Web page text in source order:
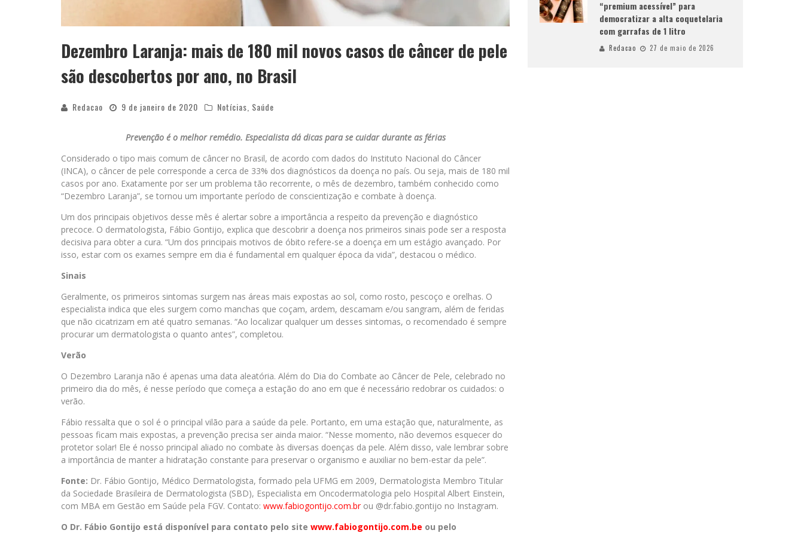
Dezembro Laranja: mais de 180 mil novos casos de câncer de pele
são descobertos por ano, no Brasil
Redacao 9 de janeiro de 2020 Notícias Saúde
Prevenção é o melhor remédio. Especialista dá dicas para se cuidar durante as férias
Considerado o tipo mais comum de câncer no Brasil, de acordo com dados do Instituto Nacional do Câncer
(INCA), o câncer de pele corresponde a cerca de 33% dos diagnósticos da doença no país. Ou seja, mais de 180 mil
casos por ano. Exatamente por ser um problema tão recorrente, o mês de dezembro, também conhecido como
“Dezembro Laranja”, se tornou um importante período de conscientização e combate à doença.
Um dos principais objetivos desse mês é alertar sobre a importância a respeito da prevenção e diagnóstico
precoce. O dermatologista, Fábio Gontijo, explica que descobrir a doença nos primeiros sinais pode ser a resposta
decisiva para obter a cura. “Um dos principais motivos de óbito refere-se a doença em um estágio avançado. Por
isso, estar com os exames sempre em dia é fundamental em qualquer época da vida”, destacou o médico.
Sinais
Geralmente, os primeiros sintomas surgem nas áreas mais expostas ao sol, como rosto, pescoço e orelhas. O
especialista indica que eles surgem como manchas que coçam, ardem, descamam e/ou sangram, além de feridas
que não cicatrizam em até quatro semanas. “Ao localizar qualquer um desses sintomas, o recomendado é sempre
procurar um dermatologista o quanto antes”, completou.
Verão
O Dezembro Laranja não é apenas uma data aleatória. Além do Dia do Combate ao Câncer de Pele, celebrado no
primeiro dia do mês, é nesse período que começa a estação do ano em que é necessário redobrar os cuidados: o
verão.
Fábio ressalta que o sol é o principal vilão para a saúde da pele. Portanto, em uma estação que, naturalmente, as
pessoas ficam mais expostas, a prevenção precisa ser ainda maior. “Nesse momento, não devemos esquecer do
protetor solar! Ele é nosso principal aliado no combate às diversas doenças da pele. Além disso, vale lembrar sobre
a importância de manter a hidratação constante para preservar o organismo e auxiliar no bem-estar da pele”.
Fonte: Dr. Fábio Gontijo, Médico Dermatologista, formado pela UFMG em 2009, Dermatologista Membro Titular
da Sociedade Brasileira de Dermatologista (SBD), Especialista em Oncodermatologia pelo Hospital Albert Einstein,
com MBA em Gestão em Saúde pela FGV. Contato: www.fabiogontijo.com.brou @dr.fabio.gontijo no Instagram.
O Dr. Fábio Gontijo está disponível para contato pelo site www.fabiogontijo.com.be ou pelo
“premium acessível” para
democratizar a alta coquetelaria
com garrafas de 1 litro
Redacao 27 de maio de 2026